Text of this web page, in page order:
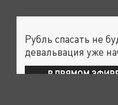
Рубль спасать не
девальвация уже
В ПРЯМОМ